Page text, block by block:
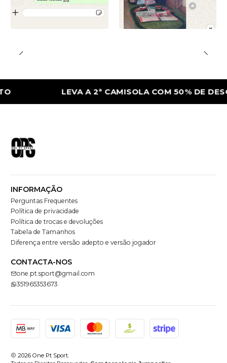
LEVA A 2ª CAMISOLA COM 50% DE DESCONTO
INFORMAÇÃO
Perguntas Frequentes
Política de privacidade
Política de trocas e devoluções
Tabela de Tamanhos
Diferença entre versão adepto e versão jogador
CONTACTA-NOS
one.pt.sport@gmail.com
351965353673
2026 One Pt Sport.